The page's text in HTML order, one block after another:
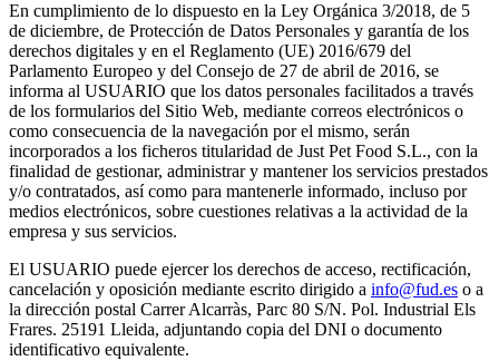
En cumplimiento de lo dispuesto en la Ley Orgánica 3/2018, de 5
de diciembre, de Protección de Datos Personales y garantía de los
derechos digitales y en el Reglamento (UE) 2016/679 del
Parlamento Europeo y del Consejo de 27 de abril de 2016, se
informa al USUARIO que los datos personales facilitados a través
de los formularios del Sitio Web, mediante correos electrónicos o
como consecuencia de la navegación por el mismo, serán
incorporados a los ficheros titularidad de Just Pet Food S.L., con la
finalidad de gestionar, administrar y mantener los servicios prestados
y/o contratados, así como para mantenerle informado, incluso por
medios electrónicos, sobre cuestiones relativas a la actividad de la
empresa y sus servicios.
El USUARIO puede ejercer los derechos de acceso, rectificación,
cancelación y oposición mediante escrito dirigido a info@fud.es o a
la dirección postal Carrer Alcarràs, Parc 80 S/N. Pol. Industrial Els
Frares. 25191 Lleida, adjuntando copia del DNI o documento
identificativo equivalente.